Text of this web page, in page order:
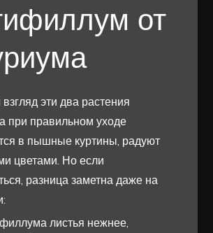
от
эти два растения
при правильном уходе
в пышные куртины, радуют
цветами. Но если
разница заметна даже на
листья нежнее,